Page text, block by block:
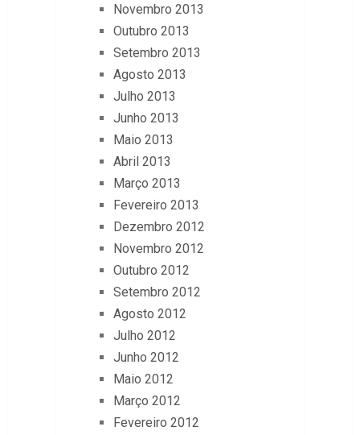
Novembro 2013
Outubro 2013
Setembro 2013
Agosto 2013
Julho 2013
Junho 2013
Maio 2013
Abril 2013
Março 2013
Fevereiro 2013
Dezembro 2012
Novembro 2012
Outubro 2012
Setembro 2012
Agosto 2012
Julho 2012
Junho 2012
Maio 2012
Março 2012
Fevereiro 2012